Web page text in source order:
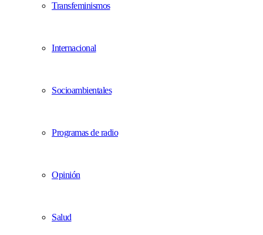
Transfeminismos
Internacional
Socioambientales
Programas de radio
Opinión
Salud